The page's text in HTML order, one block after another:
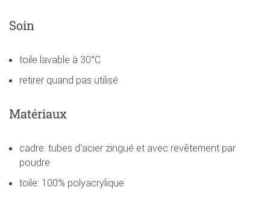
Soin
toile lavable à 30°C
retirer quand pas utilisé
Matériaux
cadre: tubes d'acier zingué et avec revêtement par
poudre
toile: 100% polyacrylique